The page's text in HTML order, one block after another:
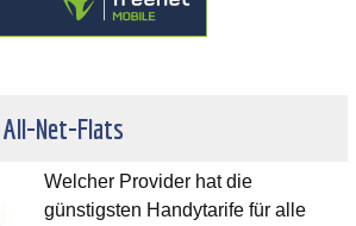
Net-Flats
Welcher Provider hat die
günstigsten Handytarife für alle